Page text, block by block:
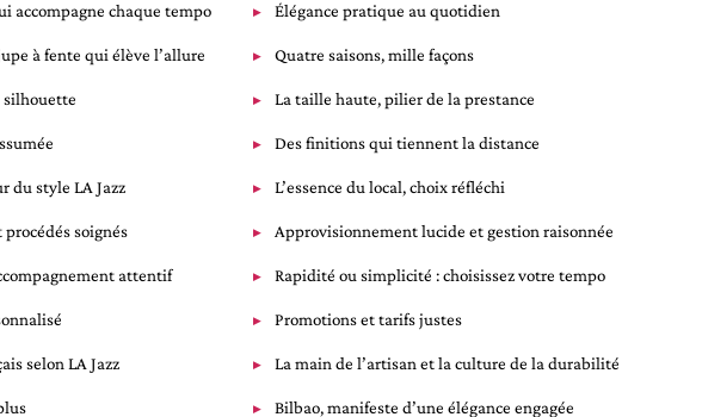
accompagne chaque tempo Élégance pratique au quotidien
à fente qui élève l’allure Quatre saisons, mille façons
silhouette La taille haute, pilier de la prestance
Des finitions qui tiennent la distance
du style LA Jazz L’essence du local, choix réfléchi
soignés Approvisionnement lucide et gestion raisonnée
attentif Rapidité ou simplicité : choisissez votre tempo
Promotions et tarifs justes
selon LA Jazz La main de l’artisan et la culture de la durabilité
Bilbao, manifeste d’une élégance engagée